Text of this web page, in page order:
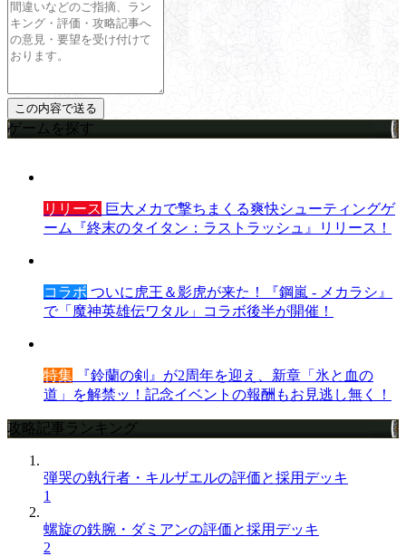
ゲームを探す
リリース 巨大メカで撃ちまくる爽快シューティングゲ
ーム『終末のタイタン：ラストラッシュ』リリース！
コラボ ついに虎王＆影虎が来た！『鋼嵐 - メカラシ』
で「魔神英雄伝ワタル」コラボ後半が開催！
特集 『鈴蘭の剣』が2周年を迎え、新章「氷と血の
道」を解禁ッ！記念イベントの報酬もお見逃し無く！
攻略記事ランキング
弾哭の執行者・キルザエルの評価と採用デッキ
1
螺旋の鉄腕・ダミアンの評価と採用デッキ
2